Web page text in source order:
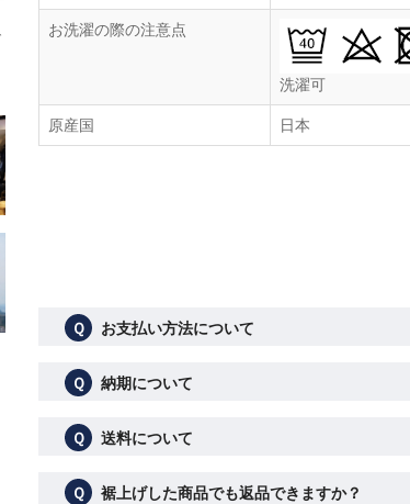
お洗濯の際の注意点
洗濯可
原産国 日本
Ｑ お支払い方法について
Ｑ 納期について
Ｑ 送料について
Ｑ 裾上げした商品でも返品できますか？